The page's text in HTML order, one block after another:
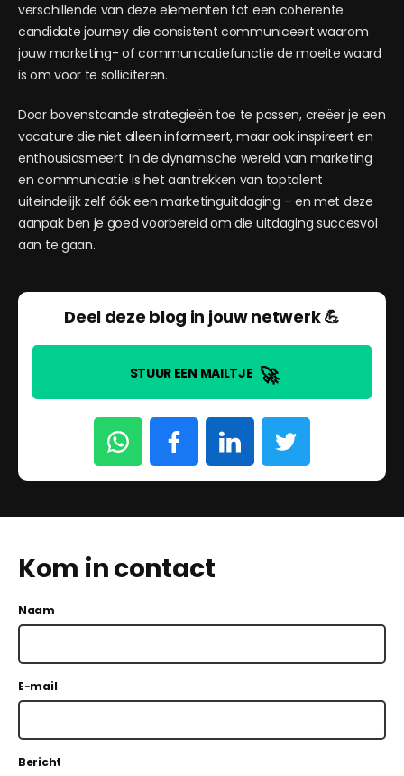
verschillende van deze elementen tot een coherente
candidate journey die consistent communiceert waarom
jouw marketing- of communicatiefunctie de moeite waard
is om voor te solliciteren.
Door bovenstaande strategieën toe te passen, creëer je een
vacature die niet alleen informeert, maar ook inspireert en
enthousiasmeert. In de dynamische wereld van marketing
en communicatie is het aantrekken van toptalent
uiteindelijk zelf óók een marketinguitdaging – en met deze
aanpak ben je goed voorbereid om die uitdaging succesvol
aan te gaan.
Deel deze blog in jouw netwerk 💪
STUUR EEN MAILTJE 🚀
Kom in contact
Naam
E-mail
Bericht